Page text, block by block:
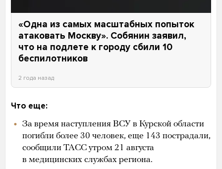
«Одна из самых масштабных попыток
атаковать Москву». Собянин заявил,
что на подлете к городу сбили 10
беспилотников
2 года назад
Что еще:
За время наступления ВСУ в Курской области
погибли более 30 человек, еще 143 пострадали,
сообщили ТАСС утром 21 августа
в медицинских службах региона.